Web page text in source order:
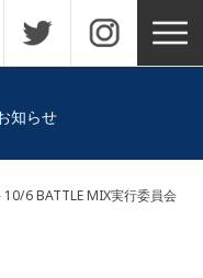
知らせ
10/6 BATTLE MIX実行委員会